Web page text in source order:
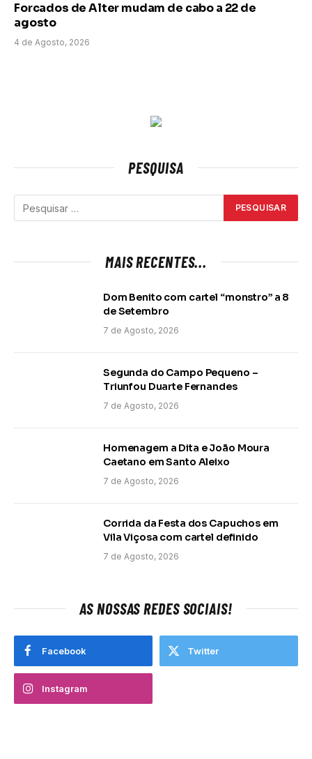
Forcados de Alter mudam de cabo a 22 de
agosto
4 de Agosto, 2026
PESQUISA
MAIS RECENTES...
Dom Benito com cartel “monstro” a 8
de Setembro
7 de Agosto, 2026
Segunda do Campo Pequeno –
Triunfou Duarte Fernandes
7 de Agosto, 2026
Homenagem a Dita e João Moura
Caetano em Santo Aleixo
7 de Agosto, 2026
Corrida da Festa dos Capuchos em
Vila Viçosa com cartel definido
7 de Agosto, 2026
AS NOSSAS REDES SOCIAIS!
Facebook Twitter
Instagram